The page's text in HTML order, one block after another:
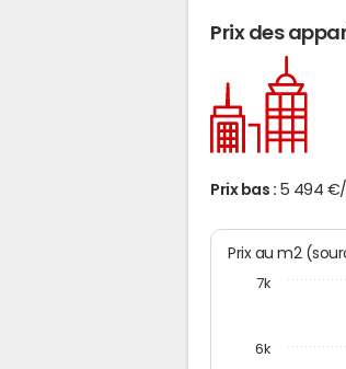
Prix des
Prix bas : 5 494
Prix au
6k
7k